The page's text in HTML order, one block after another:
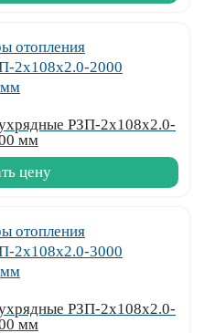
РЗП-2x108x2.0-
мм
цену
РЗП-2x108x2.0-
мм